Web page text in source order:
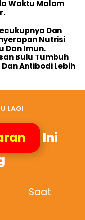
Waktu Malam
Dan
Nutrisi
Dan Imun.
Bulu Tumbuh
Antibodi Lebih
LAGI
Ini
Saat